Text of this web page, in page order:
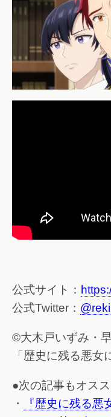
公式サイト：
公式Twitter：
©大木戸いずみ・
「歴史に残る悪
●次の記事もオ
・
『歴史に残る